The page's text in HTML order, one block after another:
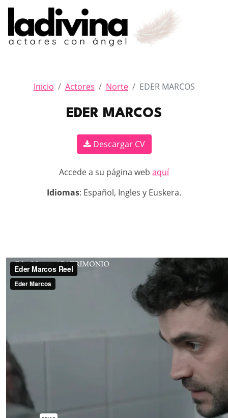
Inicio Actores Norte EDER MARCOS
EDER MARCOS
Descargar CV
Accede a su página web aquí
Idiomas: Español, Ingles y Euskera.